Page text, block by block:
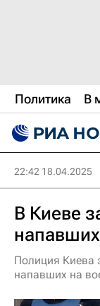
Политика В
22:42 18.04.2025
В Киеве
Полиция Киева
напавших на